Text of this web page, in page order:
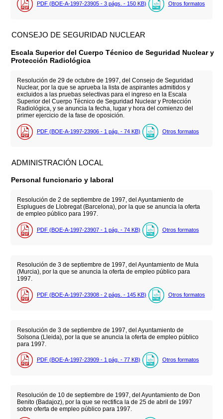
PDF (BOE-A-1997-23905 - 3 págs. - 150 KB) Otros formatos
CONSEJO DE SEGURIDAD NUCLEAR
Escala Superior del Cuerpo Técnico de Seguridad Nuclear y
Protección Radiológica
Resolución de 29 de octubre de 1997, del Consejo de Seguridad
Nuclear, por la que se aprueba la lista de aspirantes admitidos y
excluidos a las pruebas selectivas para el ingreso en la Escala
Superior del Cuerpo Técnico de Seguridad Nuclear y Protección
Radiológica, y se anuncia la fecha, lugar y hora del comienzo del
primer ejercicio de la fase de oposición.
PDF (BOE-A-1997-23906 - 1 pág. - 74 KB) Otros formatos
ADMINISTRACIÓN LOCAL
Personal funcionario y laboral
Resolución de 2 de septiembre de 1997, del Ayuntamiento de
Esplugues de Llobregat (Barcelona), por la que se anuncia la oferta
de empleo público para 1997.
PDF (BOE-A-1997-23907 - 1 pág. - 74 KB) Otros formatos
Resolución de 3 de septiembre de 1997, del Ayuntamiento de Mula
(Murcia), por la que se anuncia la oferta de empleo público para
1997.
PDF (BOE-A-1997-23908 - 2 págs. - 145 KB) Otros formatos
Resolución de 3 de septiembre de 1997, del Ayuntamiento de
Solsona (Lleida), por la que se anuncia la oferta de empleo público
para 1997.
PDF (BOE-A-1997-23909 - 1 pág. - 77 KB) Otros formatos
Resolución de 10 de septiembre de 1997, del Ayuntamiento de Don
Benito (Badajoz), por la que se rectifica la de 25 de abril de 1997
sobre oferta de empleo público para 1997.